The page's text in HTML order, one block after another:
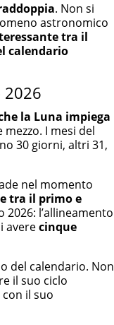
. Non si
astronomico
tra il
calendario
2026
la Luna impiega
I mesi del
30 giorni, altri 31,
nel momento
tra il primo e
2026: l’allineamento
averecinque
del calendario. Non
il suo ciclo
il suo